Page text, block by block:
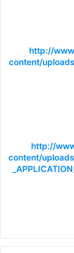
http://
content/
http://
content/